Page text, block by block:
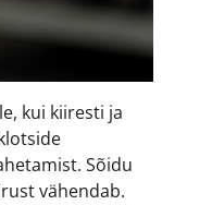
kui kiiresti ja
Sõidu
vähendab.